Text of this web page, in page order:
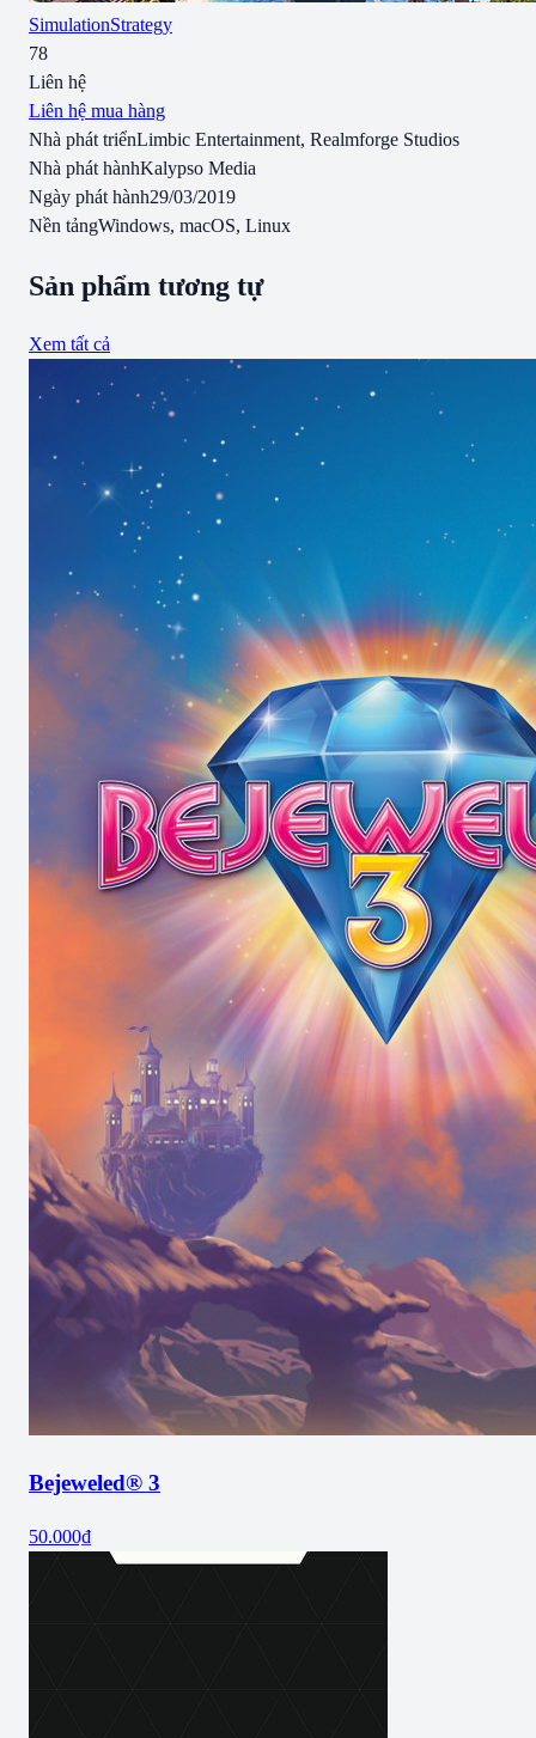
SimulationStrategy
78
Liên hệ
Liên hệ mua hàng
Nhà phát triểnLimbic Entertainment, Realmforge Studios
Nhà phát hànhKalypso Media
Ngày phát hành29/03/2019
Nền tảngWindows, macOS, Linux
Sản phẩm tương tự
Xem tất cả
Bejeweled® 3
50.000₫